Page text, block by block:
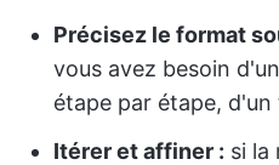
Précisez le format
vous avez besoin
étape par étape,
Itérer et affiner : si la